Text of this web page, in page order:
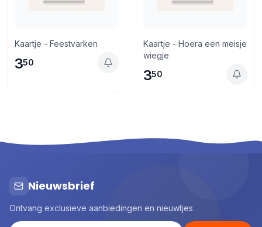
Kaartje - Feestvarken
350
Kaartje - Hoera een meisje
wiegje
350
Nieuwsbrief
Ontvang exclusieve aanbiedingen en nieuwtjes